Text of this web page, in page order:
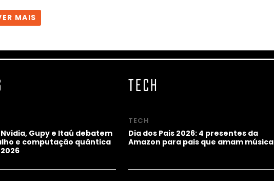
MAIS
Gupy e Itaú debatem
e computação quântica
2026
TECH
TECH
Dia dos Pais 2026: 4 presentes da
Amazon para pais que amam música